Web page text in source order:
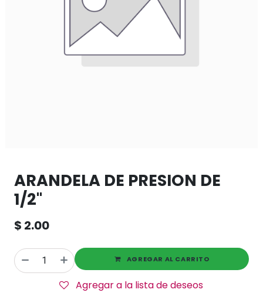
ARANDELA DE PRESION DE
1/2"
$ 2.00
AGREGAR AL CARRITO
Agregar a la lista de deseos